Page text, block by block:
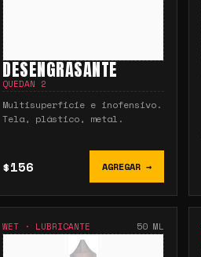
DESENGRASANTE
QUEDAN 2
Multisuperficie e inofensivo.
Tela, plástico, metal.
$156 AGREGAR →
WET · LUBRICANTE 50 ML